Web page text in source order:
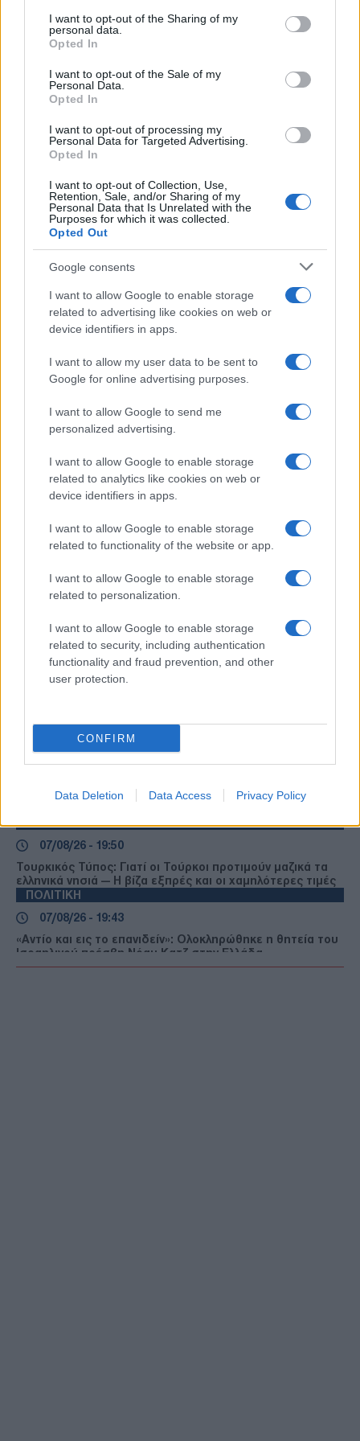
not limited to your visit or usage behaviour. You may click to
grant or deny consent to Google and its third-party tags to
use your data for below specified purposes in below Google
consent section.
I want to opt-out of the Sharing of my
personal data.
Opted In
I want to opt-out of the Sale of my
Personal Data.
Opted In
I want to opt-out of processing my
Personal Data for Targeted Advertising.
Opted In
I want to opt-out of Collection, Use,
Retention, Sale, and/or Sharing of my
Personal Data that Is Unrelated with the
Purposes for which it was collected.
Opted Out
Google consents
I want to allow Google to enable storage
related to advertising like cookies on web or
device identifiers in apps.
I want to allow my user data to be sent to
Google for online advertising purposes.
I want to allow Google to send me
personalized advertising.
I want to allow Google to enable storage
related to analytics like cookies on web or
device identifiers in apps.
I want to allow Google to enable storage
related to functionality of the website or app.
I want to allow Google to enable storage
related to personalization.
I want to allow Google to enable storage
related to security, including authentication
functionality and fraud prevention, and other
user protection.
CONFIRM
Data Deletion Data Access Privacy Policy
Την ίδια ώρα, ο εκπρόσωπος του Υπουργείου
Εξωτερικών της Κίνας, Λιν Τζιαν, εξέφρασε τη
σοβαρή ανησυχία του Πεκίνου για τις
εχθροπραξίες, ζητώντας από όλες τις πλευρές
να διατηρήσουν την ψυχραιμία τους και να
λάβουν πρακτικά μέτρα για την εκτόνωση της
κρίσης.
Τεχεράνη: Επανεκτίμηση της κατάστασης
και βέλη κατά των ΗΠΑ
Από την πλευρά του, το Ιράν βρίσκεται σε φάση
επαναξιολόγησης των δεδομένων μετά τα
ολoνύχτια αεροπορικά πλήγματα που δέχθηκε. Ο
εκπρόσωπος του ιρανικού Υπουργείου
Εξωτερικών, Έσμαϊλ Μπαγκάι, δήλωσε ότι η χώρα
του εξετάζει τα νέα δεδομένα, ενώ κατηγόρησε
ευθέως τις ΗΠΑ ότι με τις συνεχιζόμενες
διπλωματική διαδικασία και παραβιάζουν την
εκεχειρία.
ΑΚΟΛΟΥΘΗΣΤΕ ΜΑΣ ΣΤΟ GOOGLE
ΜΕΣΗ ΑΝΑΤΟΛΗ ΜΟΣΧΑ ΠΕΚΙΝΟ
ΙΣΛΑΜΑΜΠΑΝΤ
ΠΟΛΕΜΟΣ ΙΡΑΝ-ΗΠΑ-ΙΣΡΑΗΛ
Ροή Ειδήσεων
ΔΙΕΘΝΗ
Γερμανία: Χάκερ που συνδέονται με το Κρεμλίνο πίσω από
το fake βίντεο για την παραίτηση Μερτς
ΔΙΕΘΝΗ
Ξεμένει από Patriot η ουκρανική αεράμυνα — «Εφιάλτης»
ΤΟΥΡΚΙΑ
07/08/26 - 19:50
Τουρκικός Τύπος: Γιατί οι Τούρκοι προτιμούν μαζικά τα
ελληνικά νησιά — Η βίζα εξπρές και οι χαμηλότερες τιμές
ΠΟΛΙΤΙΚΗ
07/08/26 - 19:43
«Αντίο και εις το επανιδείν»: Ολοκληρώθηκε η θητεία του
Ισραηλινού πρέσβη Νόαμ Κατζ στην Ελλάδα
ΠΟΛΙΤΙΚΗ